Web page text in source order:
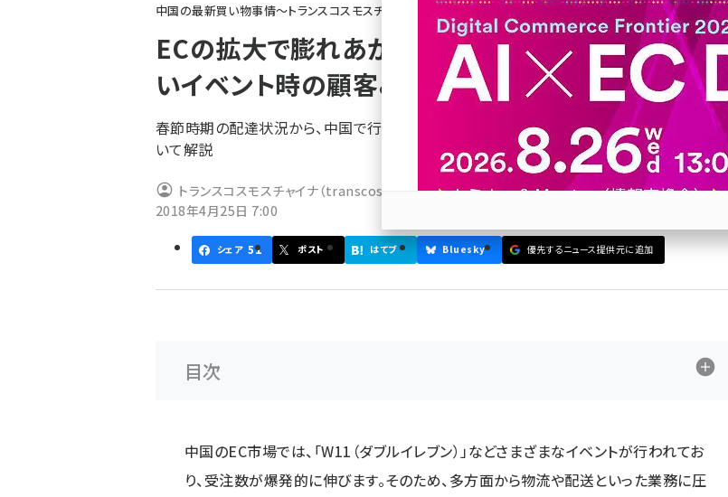
ン
く
ず
中国の最新買い物事情～トランスコスモスチャイナからの現地レポート～
ECの拡大で膨れあがる荷物――中国ECで知っておきた
いイベント時の顧客＆発送対応法
春節時期の配達状況から、中国で行われるECのイベント時に必要な顧客対応、発送対策につ
いて解説
トランスコスモスチャイナ（transcosmos China）,全 睿（Ray Quan）
2018年4月25日 7:00
シェア 51 ポスト はてブ Bluesky 優先するニュース提供元に追加
目次
中国のEC市場では、「W11（ダブルイレブン）」などさまざまなイベントが行われてお
り、受注数が爆発的に伸びます。そのため、多方面から物流や配送といった業務に圧
参加登録はこちら↑